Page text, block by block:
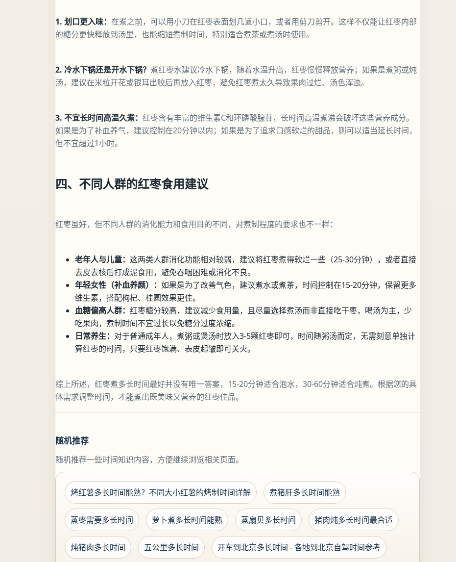
1. 划口更入味： 在煮之前，可以用小刀在红枣表面划几道小口，或者用剪刀剪开。这样不仅能让红枣内部
的糖分更快释放到汤里，也能缩短煮制时间，特别适合煮茶或煮汤时使用。
2. 冷水下锅还是开水下锅？ 煮红枣水建议冷水下锅，随着水温升高，红枣慢慢释放营养；如果是煮粥或炖
汤，建议在米粒开花或银耳出胶后再放入红枣，避免红枣煮太久导致果肉过烂、汤色浑浊。
3. 不宜长时间高温久煮： 红枣含有丰富的维生素C和环磷酸腺苷，长时间高温煮沸会破坏这些营养成分。
如果是为了补血养气，建议控制在20分钟以内；如果是为了追求口感软烂的甜品，则可以适当延长时间，
但不宜超过1小时。
四、不同人群的红枣食用建议
红枣虽好，但不同人群的消化能力和食用目的不同，对煮制程度的要求也不一样：
老年人与儿童： 这两类人群消化功能相对较弱，建议将红枣煮得软烂一些（25-30分钟），或者直接
去皮去核后打成泥食用，避免吞咽困难或消化不良。
年轻女性（补血养颜）： 如果是为了改善气色，建议煮水或煮茶，时间控制在15-20分钟，保留更多
维生素，搭配枸杞、桂圆效果更佳。
血糖偏高人群： 红枣糖分较高，建议减少食用量，且尽量选择煮汤而非直接吃干枣，喝汤为主，少
吃果肉，煮制时间不宜过长以免糖分过度浓缩。
日常养生： 对于普通成年人，煮粥或煲汤时放入3-5颗红枣即可，时间随粥汤而定，无需刻意单独计
算红枣的时间，只要红枣饱满、表皮起皱即可关火。
综上所述，红枣煮多长时间最好并没有唯一答案，15-20分钟适合泡水，30-60分钟适合炖煮。根据您的具
体需求调整时间，才能煮出既美味又营养的红枣佳品。
随机推荐
随机推荐一些时间知识内容，方便继续浏览相关页面。
烤红薯多长时间能熟？不同大小红薯的烤制时间详解 煮猪肝多长时间能熟
蒸枣需要多长时间 萝卜煮多长时间能熟 蒸扇贝多长时间 猪肉炖多长时间最合适
炖猪肉多长时间 五公里多长时间 开车到北京多长时间 - 各地到北京自驾时间参考